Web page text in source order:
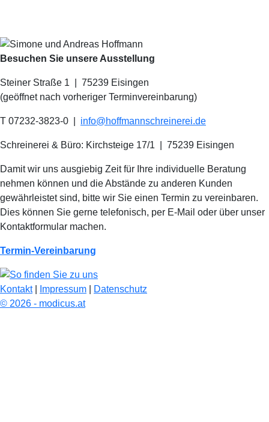
Besuchen Sie unsere Ausstellung
Steiner Straße 1 | 75239 Eisingen
(geöffnet nach vorheriger Terminvereinbarung)
T 07232-3823-0 info@hoffmannschreinerei.de
Schreinerei & Büro: Kirchsteige 17/1 75239 Eisingen
Damit wir uns ausgiebig Zeit für Ihre individuelle Beratung
nehmen können und die Abstände zu anderen Kunden
gewährleistet sind, bitte wir Sie einen Termin zu vereinbaren.
Dies können Sie gerne telefonisch, per E-Mail oder über unser
Kontaktformular machen.
Termin-Vereinbarung
Kontakt| Impressum
Datenschutz
© 2026 - modicus.at